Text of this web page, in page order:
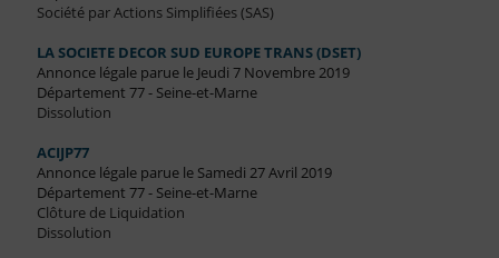
Société par Actions Simplifiées (SAS)
LA SOCIETE DECOR SUD EUROPE TRANS (DSET)
Annonce légale parue le Jeudi 7 Novembre 2019
Département 77 - Seine-et-Marne
Dissolution
ACIJP77
Annonce légale parue le Samedi 27 Avril 2019
Département 77 - Seine-et-Marne
Clôture de Liquidation
Dissolution